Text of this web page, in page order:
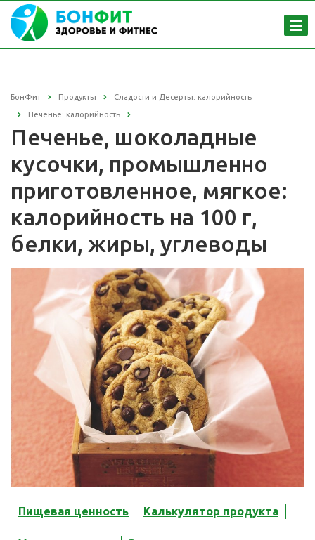
БонФит Продукты Сладости и Десерты: калорийность
Печенье: калорийность
Печенье, шоколадные
кусочки, промышленно
приготовленное, мягкое:
калорийность на 100 г,
белки, жиры, углеводы
Пищевая ценность Калькулятор продукта